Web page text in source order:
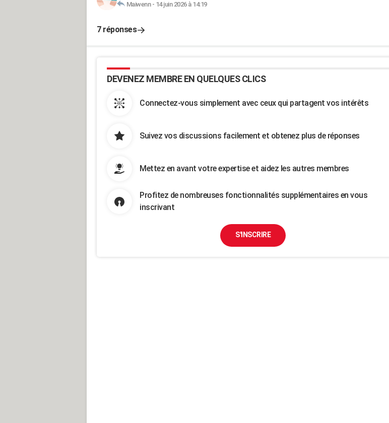
Maiwenn- 14 juin 2026 à 14:19
7 réponses
DEVENEZ MEMBRE EN QUELQUES CLICS
Connectez-vous simplement avec ceux qui partagent vos intérêts
Suivez vos discussions facilement et obtenez plus de réponses
Mettez en avant votre expertise et aidez les autres membres
Profitez de nombreuses fonctionnalités supplémentaires en vous
inscrivant
S'INSCRIRE